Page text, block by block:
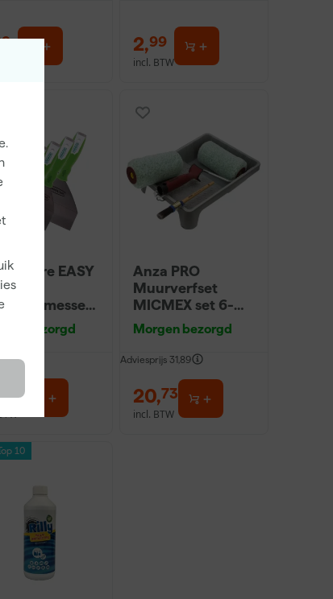
2,99
incl. BTW
Care EASY
bezorgd
, 39
Anza PRO
Muurverfset
MICMEX set 6-
delig
Morgen bezorgd
Adviesprijs 31,89
20,73
incl. BTW
10